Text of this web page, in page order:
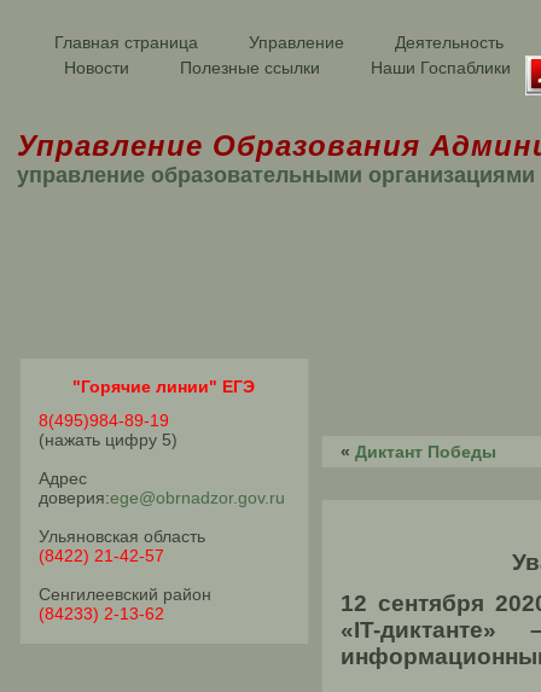
Главная страница Управление
Деятельность
Новости
Полезные ссылки Наши Госпаблики
Управление Образования
управление образовательными организациями
"Горячие линии" ЕГЭ
8(495)984-89-19
(нажать цифру 5)
Адрес
доверия:ege@obrnadzor.gov.ru
Ульяновская область
(8422) 21-42-57
Сенгилеевский район
(84233) 2-13-62
« Диктант Победы
12 сентября
«IT-